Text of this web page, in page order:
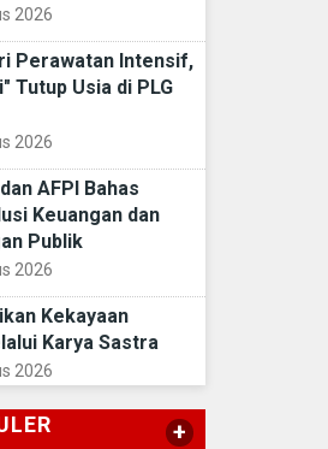
2026
Perawatan Intensif,
Tutup Usia di PLG
2026
AFPI Bahas
Keuangan dan
Publik
2026
Kekayaan
Karya Sastra
2026
+